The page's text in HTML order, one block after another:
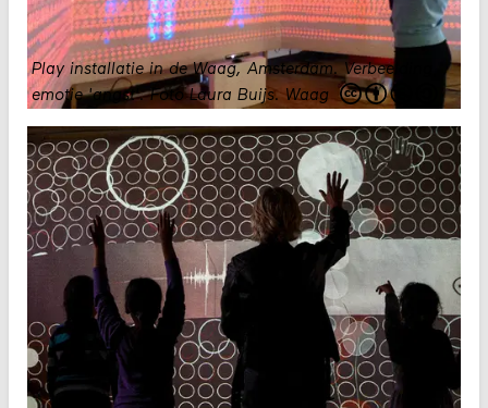
Play installatie in de Waag, Amsterdam. Verbeelding
emotie 'angst'. Foto Laura Buijs. Waag